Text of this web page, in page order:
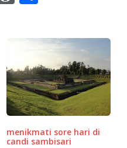
P
r
e
ss
ar
e
menikmati sore hari di
candi sambisari